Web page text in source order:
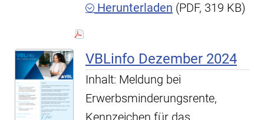
Herunterladen (PDF, 319 KB)
VBLinfo Dezember 2024
Inhalt: Meldung bei
Erwerbsminderungsrente,
Kennzeichen für das